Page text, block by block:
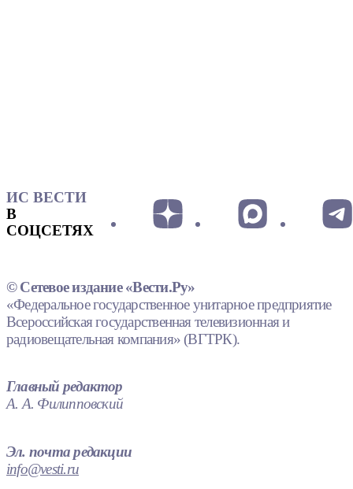
ИС ВЕСТИ
В
СОЦСЕТЯХ
© Сетевое издание «Вести.Ру»
«Федеральное государственное унитарное предприятие
Всероссийская государственная телевизионная и
радиовещательная компания» (ВГТРК).
Главный редактор
А. А. Филипповский
Эл. почта редакции
info@vesti.ru